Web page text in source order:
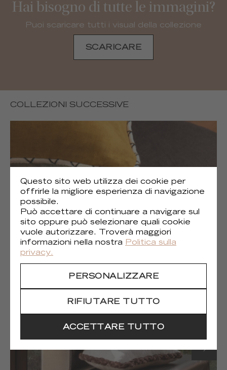
Hai bisogno di tutte le immagini?
Puoi scaricare tutti i visual della collezione
SCARICARE
COLLEZIONI SUCCESSIVE
Gaia (1)
Questo sito web utilizza dei cookie per
offrirle la migliore esperienza di navigazione
possibile.
Può accettare di continuare a navigare sul
sito oppure può selezionare quali cookie
vuole autorizzare. Troverà maggiori
informazioni nella nostra Politica sulla
privacy.
PERSONALIZZARE
RIFIUTARE TUTTO
ACCETTARE TUTTO